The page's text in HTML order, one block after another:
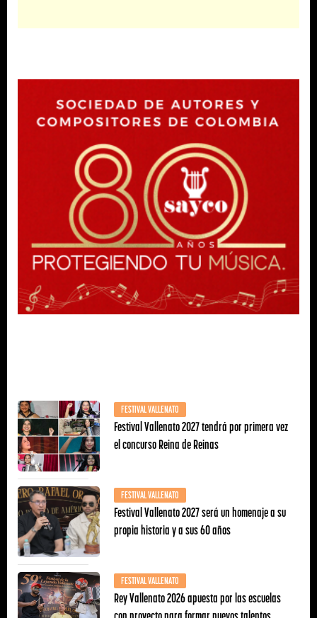
FESTIVAL VALLENATO
Festival Vallenato 2027 tendrá por primera vez
el concurso Reina de Reinas
FESTIVAL VALLENATO
Festival Vallenato 2027 será un homenaje a su
propia historia y a sus 60 años
FESTIVAL VALLENATO
Rey Vallenato 2026 apuesta por las escuelas